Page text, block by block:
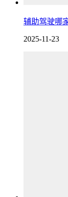
辅助驾驶哪
2025-11-23